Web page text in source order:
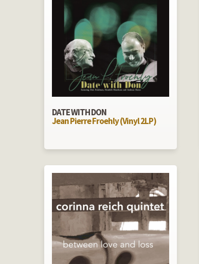
DATE WITH DON
Jean Pierre Froehly (Vinyl 2LP)